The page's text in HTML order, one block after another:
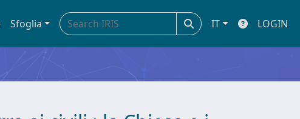
Sfoglia IT LOGIN